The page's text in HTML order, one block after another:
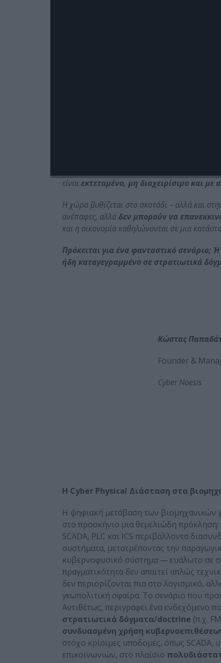
είναι εκτεταμένο, μη διαχειρίσιμο και
Η χώρα βυθίζεται στο σκοτάδι – αλλά και
ανέπαφες, αλλά δεν μπορούν να
και η οικονομία καθηλώνονται σε μια
Πρόκειται για ένα φανταστικό σενάριο;
ήδη καταγεγραμμένο σε στρατιωτικά
Κώστας
Founder &
Cyber Noesis
Η Cyber Physical Διάσταση στα
Η ψηφιακή μετάβαση των βιομηχανικών
στο προσκήνιο μια θεμελιώδη πρόκληση:
SCADA, PLC και ICS περιβάλλοντα
συστήματα, μετατρέποντας την
κυβερνοφυσικό σύστημα — ευάλωτο σε
πραγματικότητα δεν απαιτεί απλώς
δεν περιορίζονται πια στο λογισμικό,
γεωπολιτική σφαίρα. Το σενάριο που
Αντιθέτως, περιγράφει ένα ενδεχόμενο
στρατιωτικά δόγματα/doctrine (π.χ.
συνδυασμένη χρήση
στόχο κρίσιμες υποδομές, όπως SCADA,
επικοινωνιών, στο πλαίσιο